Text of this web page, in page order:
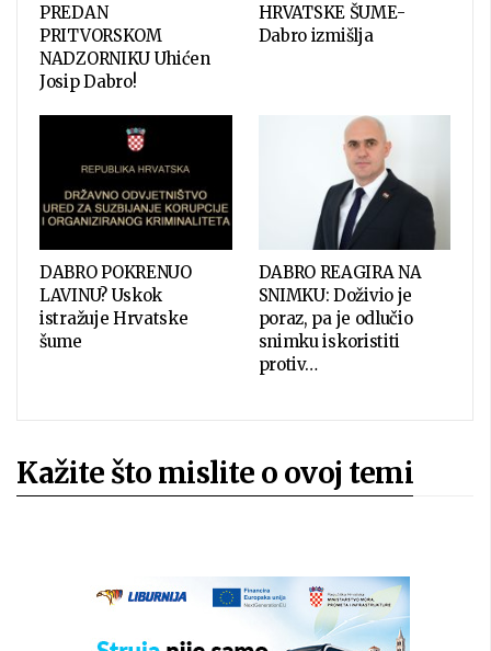
PREDAN
PRITVORSKOM
NADZORNIKU Uhićen
Josip Dabro!
HRVATSKE ŠUME-
Dabro izmišlja
DABRO POKRENUO
LAVINU? Uskok
istražuje Hrvatske
šume
DABRO REAGIRA NA
SNIMKU: Doživio je
poraz, pa je odlučio
snimku iskoristiti
protiv…
Kažite što mislite o ovoj temi